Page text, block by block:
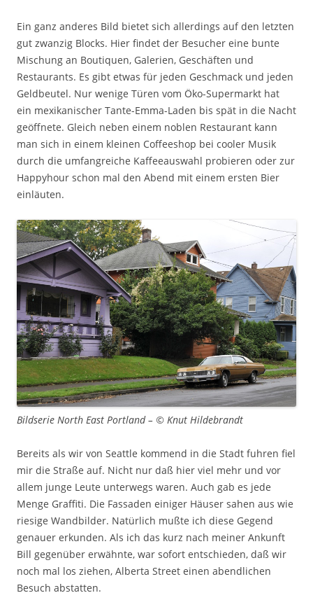
Ein ganz anderes Bild bietet sich allerdings auf den letzten
gut zwanzig Blocks. Hier findet der Besucher eine bunte
Mischung an Boutiquen, Galerien, Geschäften und
Restaurants. Es gibt etwas für jeden Geschmack und jeden
Geldbeutel. Nur wenige Türen vom Öko-Supermarkt hat
ein mexikanischer Tante-Emma-Laden bis spät in die Nacht
geöffnete. Gleich neben einem noblen Restaurant kann
man sich in einem kleinen Coffeeshop bei cooler Musik
durch die umfangreiche Kaffeeauswahl probieren oder zur
Happyhour schon mal den Abend mit einem ersten Bier
einläuten.
Bildserie North East Portland – © Knut Hildebrandt
Bereits als wir von Seattle kommend in die Stadt fuhren fiel
mir die Straße auf. Nicht nur daß hier viel mehr und vor
allem junge Leute unterwegs waren. Auch gab es jede
Menge Graffiti. Die Fassaden einiger Häuser sahen aus wie
riesige Wandbilder. Natürlich mußte ich diese Gegend
genauer erkunden. Als ich das kurz nach meiner Ankunft
Bill gegenüber erwähnte, war sofort entschieden, daß wir
noch mal los ziehen, Alberta Street einen abendlichen
Besuch abstatten.